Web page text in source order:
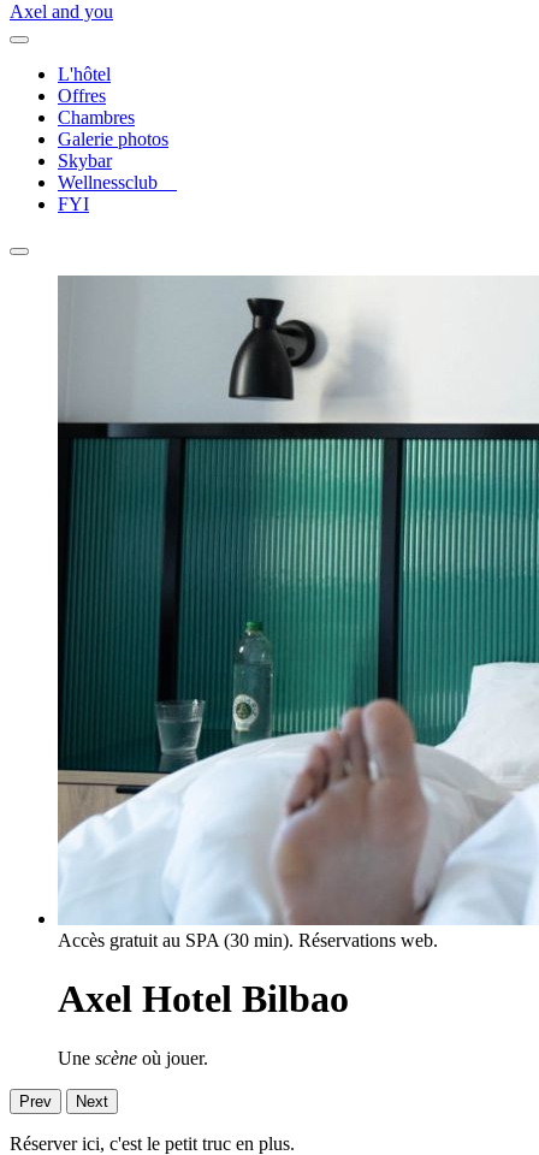
Axel and you
L'hôtel
Offres
Chambres
Galerie photos
Skybar
Wellnessclub
FYI
Accès gratuit au SPA (30 min). Réservations web.
Axel Hotel Bilbao
Une scène où jouer.
Prev Next
Réserver ici, c'est le petit truc en plus.